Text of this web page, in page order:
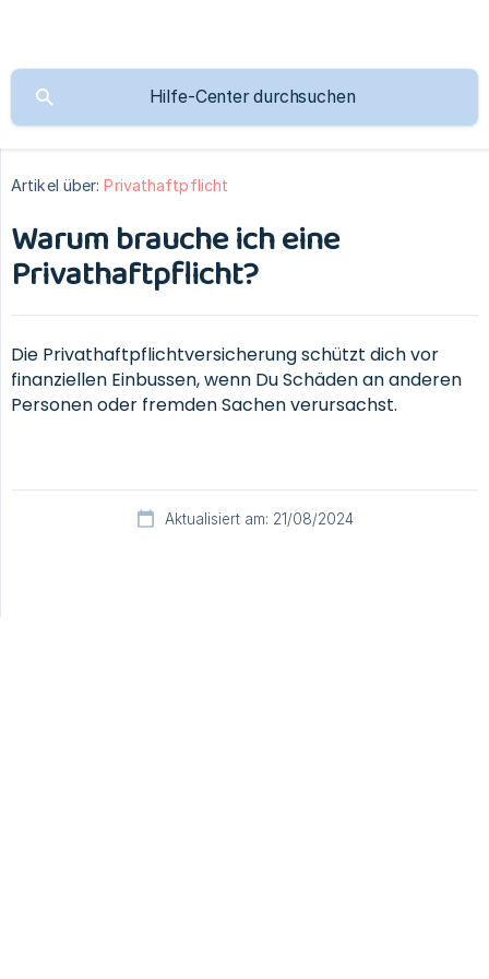
Artikel über: Privathaftpflicht
Warum brauche ich eine
Privathaftpflicht?
Die Privathaftpflichtversicherung schützt dich vor
finanziellen Einbussen, wenn Du Schäden an anderen
Personen oder fremden Sachen verursachst.
Aktualisiert am: 21/08/2024